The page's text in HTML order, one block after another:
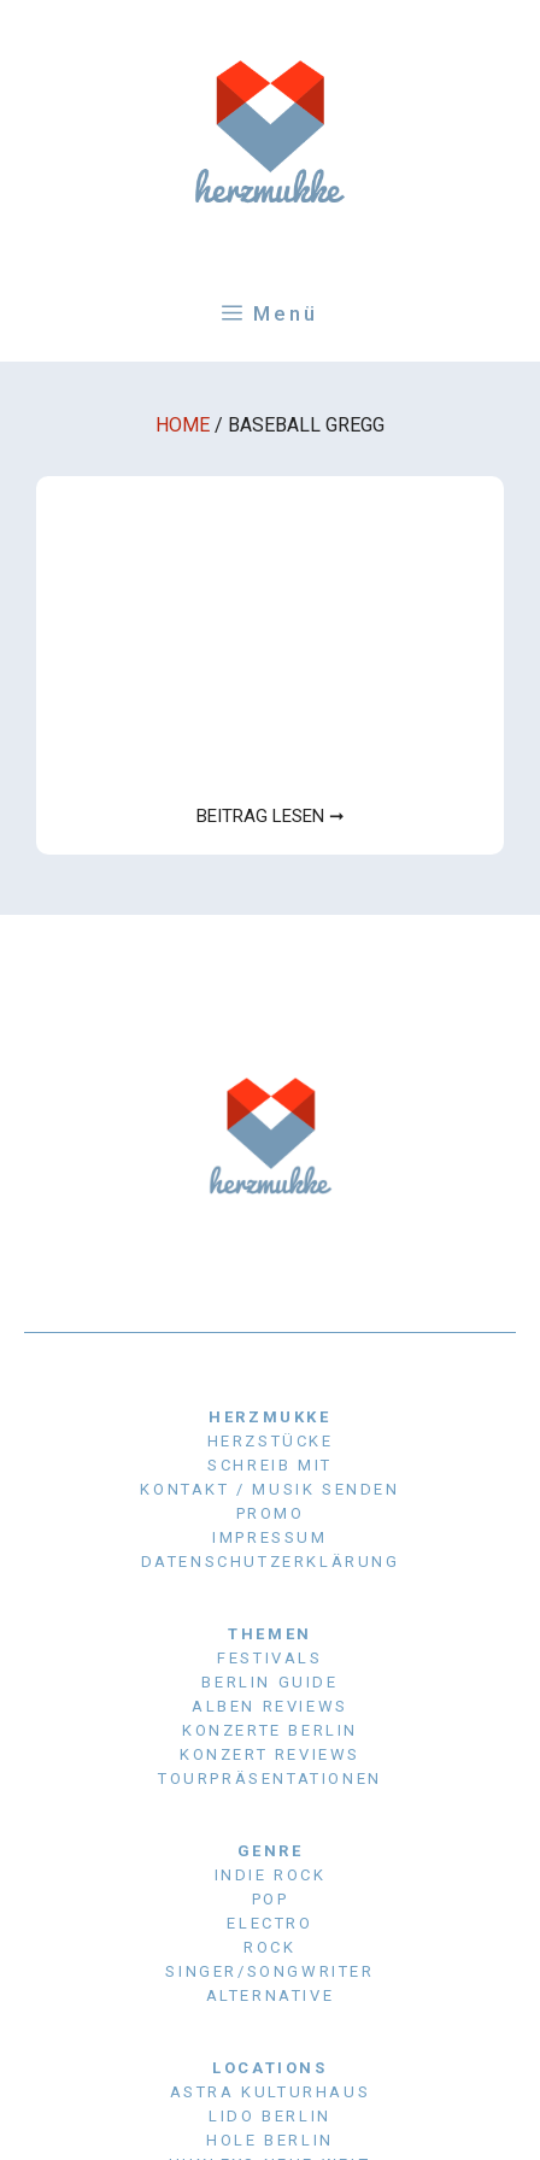
Menü
HOME / BASEBALL GREGG
BEITRAG LESEN ➞
HERZMUKKE
HERZSTÜCKE
SCHREIB MIT
KONTAKT / MUSIK SENDEN
PROMO
IMPRESSUM
DATENSCHUTZERKLÄRUNG
THEMEN
FESTIVALS
BERLIN GUIDE
ALBEN REVIEWS
KONZERTE BERLIN
KONZERT REVIEWS
TOURPRÄSENTATIONEN
GENRE
INDIE ROCK
POP
ELECTRO
ROCK
SINGER/SONGWRITER
ALTERNATIVE
LOCATIONS
ASTRA KULTURHAUS
LIDO BERLIN
HOLE BERLIN